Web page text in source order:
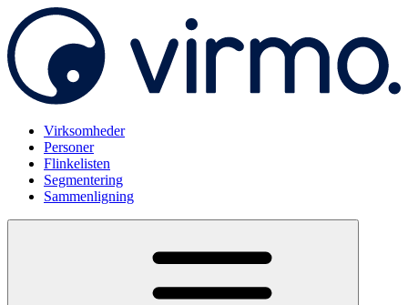
Virksomheder
Personer
Flinkelisten
Segmentering
Sammenligning